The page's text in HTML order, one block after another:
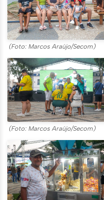
(Foto: Marcos Araújo/Secom)
(Foto: Marcos Araújo/Secom)